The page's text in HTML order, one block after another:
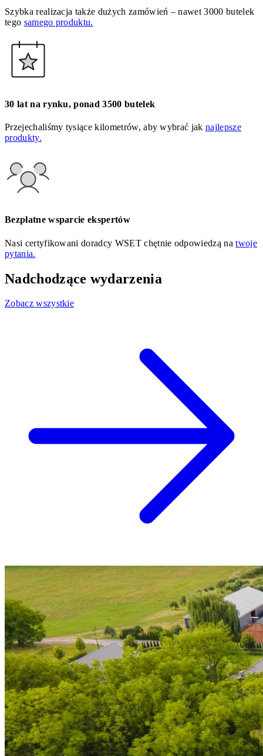
Szybka realizacja także dużych zamówień – nawet 3000 butelek
tego samego produktu.
30 lat na rynku, ponad 3500 butelek
Przejechaliśmy tysiące kilometrów, aby wybrać jaknajlepsze
produkty.
Bezpłatne wsparcie ekspertów
Nasi certyfikowani doradcy WSET chętnie odpowiedzą natwoje
pytania.
Nadchodzące wydarzenia
Zobacz wszystkie